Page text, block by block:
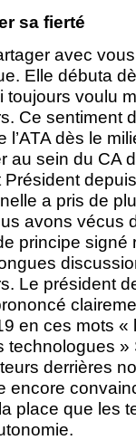
sa fierté
avec
Elle débuta
toujours voulu
Ce sentiment
l’ATA dès le
au sein du CA
Président
a pris de
avons vécus
principe signé
Le président
en ces mots
technologues »
derrières
encore
place que les